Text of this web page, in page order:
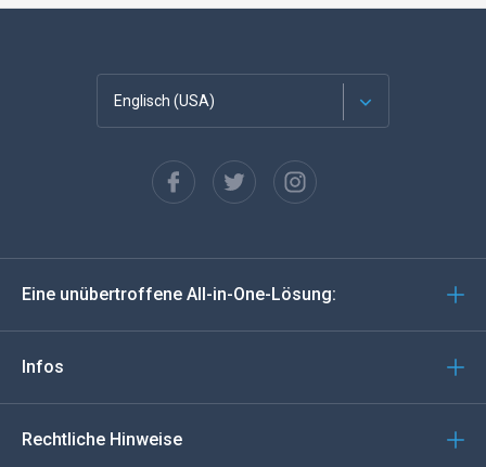
Englisch (USA)
Español
Deutsch
Eine unübertroffene All-in-One-Lösung:
Infos
Rechtliche Hinweise